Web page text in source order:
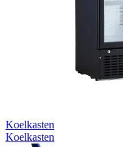
Koelkasten
Koelkasten